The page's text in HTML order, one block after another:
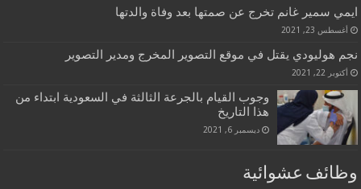
ايمي سمير غانم تخرج عن صمتها بعد وفاة والدتها
أغسطس 23, 2021
نجم هوليودي يقتل في موقع التصوير المخرج ومدير التصوير
أكتوبر 22, 2021
وجوب القيام بالجرعة الثالثة في السعودية ابتداء من
هذا التاريخ
ديسمبر 6, 2021
وظائف عشوائية